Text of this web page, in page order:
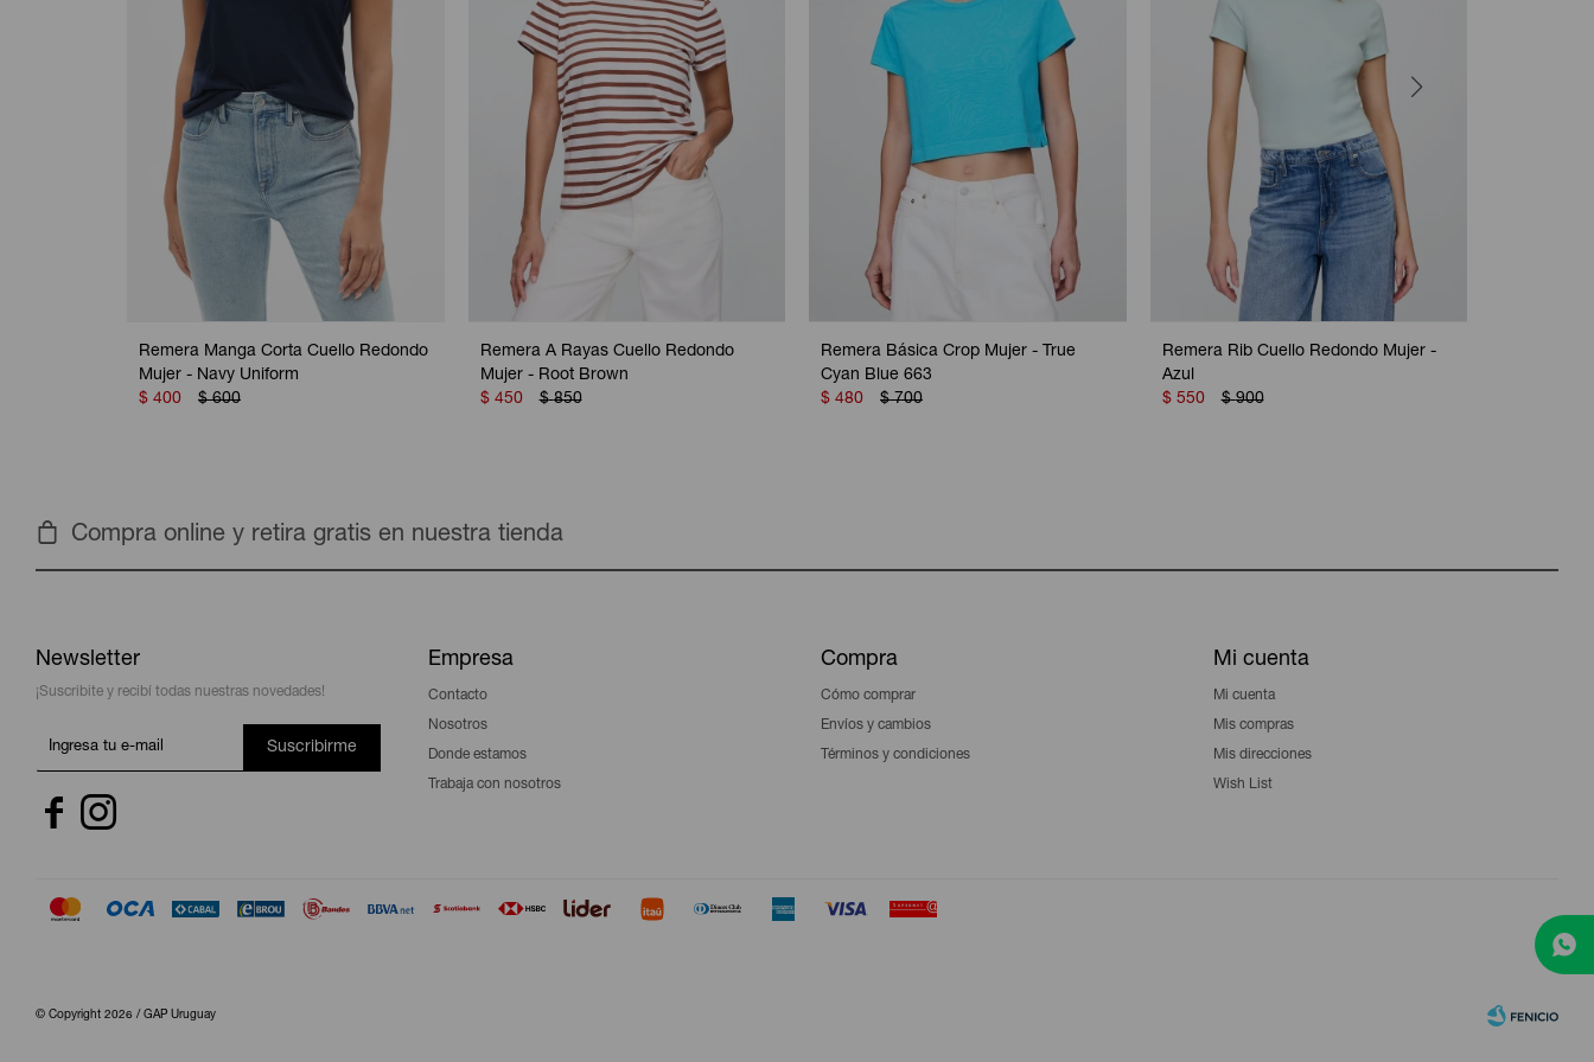
Remera Manga Corta Cuello Redondo
Mujer - Navy Uniform
$ 400 $ 600
Remera A Rayas Cuello Redondo
Mujer - Root Brown
$ 450 $ 850
Remera Básica Crop Mujer - True
Cyan Blue 663
$ 480 $ 700
Remera Rib Cuello Redondo Mujer -
Azul
$ 550 $ 900
Compra online y retira gratis en nuestra tienda
Newsletter
¡Suscribite y recibí todas nuestras novedades!
Suscribirme
 
Empresa
Contacto
Nosotros
Donde estamos
Trabaja con nosotros
Compra
Cómo comprar
Envíos y cambios
Términos y condiciones
Mi cuenta
Mi cuenta
Mis compras
Mis direcciones
Wish List
© Copyright 2026 / GAP Uruguay